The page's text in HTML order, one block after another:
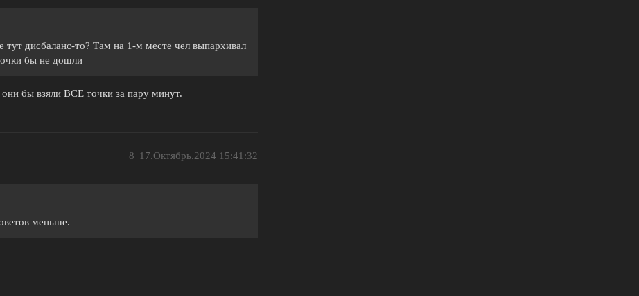
тут дисбаланс-то? Там на 1-м месте чел выпархивал
бы не дошли
бы взяли ВСЕ точки за пару минут.
17.Октябрь.2024 15:41:32
8
меньше.